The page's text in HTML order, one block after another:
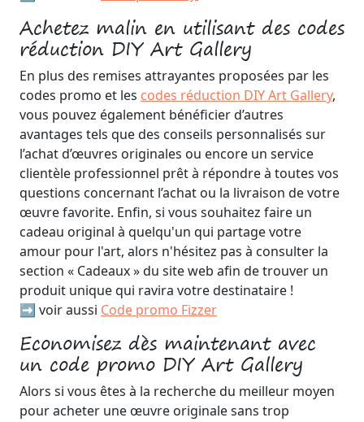
Achetez malin en utilisant des codes
réduction DIY Art Gallery
En plus des remises attrayantes proposées par les
codes promo et les codes réduction DIY Art Gallery,
vous pouvez également bénéficier d’autres
avantages tels que des conseils personnalisés sur
l’achat d’œuvres originales ou encore un service
clientèle professionnel prêt à répondre à toutes vos
questions concernant l’achat ou la livraison de votre
œuvre favorite. Enfin, si vous souhaitez faire un
cadeau original à quelqu'un qui partage votre
amour pour l'art, alors n'hésitez pas à consulter la
section « Cadeaux » du site web afin de trouver un
produit unique qui ravira votre destinataire !
➡️ voir aussi Code promo Fizzer
Economisez dès maintenant avec
un code promo DIY Art Gallery
Alors si vous êtes à la recherche du meilleur moyen
pour acheter une œuvre originale sans trop